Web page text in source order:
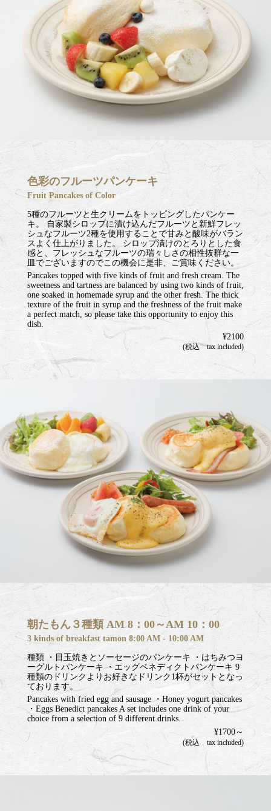
色彩のフルーツパンケーキ
Fruit Pancakes of Color
5種のフルーツと生クリームをトッピングしたパンケー
キ。 自家製シロップに漬け込んだフルーツと新鮮フレッ
シュなフルーツ2種を使用することで甘みと酸味がバラン
スよく仕上がりました。 シロップ漬けのとろりとした食
感と、フレッシュなフルーツの瑞々しさの相性抜群な一
皿でございますのでこの機会に是非、ご賞味ください。
Pancakes topped with five kinds of fruit and fresh cream. The
sweetness and tartness are balanced by using two kinds of fruit,
one soaked in homemade syrup and the other fresh. The thick
texture of the fruit in syrup and the freshness of the fruit make
a perfect match, so please take this opportunity to enjoy this
dish.
¥2100
(税込 tax included)
朝たもん３種類 AM 8：00～AM 10：00
3 kinds of breakfast tamon 8:00 AM - 10:00 AM
種類 ・目玉焼きとソーセージのパンケーキ ・はちみつヨ
ーグルトパンケーキ ・エッグベネディクトパンケーキ 9
種類のドリンクよりお好きなドリンク1杯がセットとなっ
ております。
Pancakes with fried egg and sausage ・Honey yogurt pancakes
・Eggs Benedict pancakes A set includes one drink of your
choice from a selection of 9 different drinks.
¥1700～
(税込 tax included)